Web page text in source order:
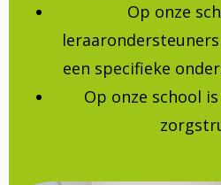
Op onze
een specifieke
Op onze school